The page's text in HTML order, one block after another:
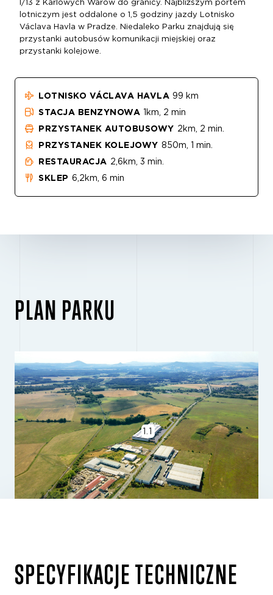
I/13 z Karlowych Warów do granicy. Najbliższym portem
lotniczym jest oddalone o 1,5 godziny jazdy Lotnisko
Václava Havla w Pradze. Niedaleko Parku znajdują się
przystanki autobusów komunikacji miejskiej oraz
przystanki kolejowe.
LOTNISKO VÁCLAVA HAVLA 99 km
STACJA BENZYNOWA 1km, 2 min
PRZYSTANEK AUTOBUSOWY 2km, 2 min.
PRZYSTANEK KOLEJOWY 850m, 1 min.
RESTAURACJA 2,6km, 3 min.
SKLEP 6,2km, 6 min
PLAN PARKU
1.1
SPECYFIKACJE TECHNICZNE